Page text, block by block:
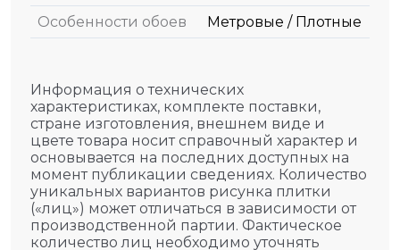
Особенности обоев
Метровые / Плотные
Информация о технических
характеристиках, комплекте поставки,
стране изготовления, внешнем виде и
цвете товара носит справочный характер и
основывается на последних доступных на
момент публикации сведениях. Количество
уникальных вариантов рисунка плитки
(«лиц») может отличаться в зависимости от
производственной партии. Фактическое
количество лиц необходимо уточнять